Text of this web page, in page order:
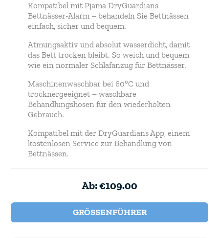
Kompatibel mit Pjama DryGuardians
Bettnässer-Alarm – behandeln Sie Bettnässen
einfach, sicher und bequem.
Atmungsaktiv und absolut wasserdicht, damit
das Bett trocken bleibt. So weich und bequem
wie ein normaler Schlafanzug für Bettnässer.
Maschinenwaschbar bei 60°C und
trocknergeeignet – waschbare
Behandlungshosen für den wiederholten
Gebrauch.
Kompatibel mit der DryGuardians App, einem
kostenlosen Service zur Behandlung von
Bettnässen.
Ab:€109.00
GRÖSSENFÜHRER